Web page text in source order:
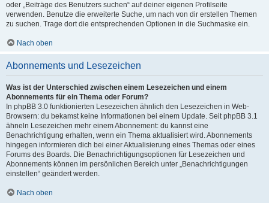
oder „Beiträge des Benutzers suchen“ auf deiner eigenen Profilseite
verwenden. Benutze die erweiterte Suche, um nach von dir erstellen Themen
zu suchen. Trage dort die entsprechenden Optionen in die Suchmaske ein.
Nach oben
Abonnements und Lesezeichen
Was ist der Unterschied zwischen einem Lesezeichen und einem
Abonnements für ein Thema oder Forum?
In phpBB 3.0 funktionierten Lesezeichen ähnlich den Lesezeichen in Web-
Browsern: du bekamst keine Informationen bei einem Update. Seit phpBB 3.1
ähneln Lesezeichen mehr einem Abonnement: du kannst eine
Benachrichtigung erhalten, wenn ein Thema aktualisiert wird. Abonnements
hingegen informieren dich bei einer Aktualisierung eines Themas oder eines
Forums des Boards. Die Benachrichtigungsoptionen für Lesezeichen und
Abonnements können im persönlichen Bereich unter „Benachrichtigungen
einstellen“ geändert werden.
Nach oben